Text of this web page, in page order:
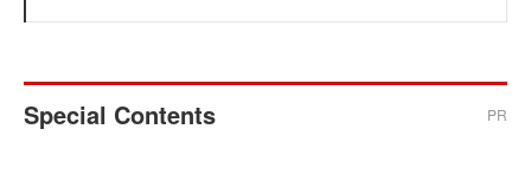
Special Contents PR